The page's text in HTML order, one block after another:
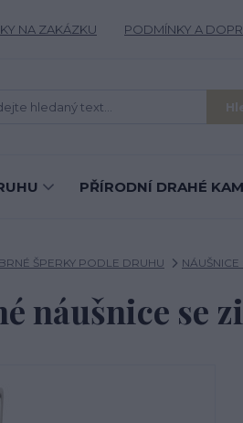
NA ZAKÁZKU PODMÍNKY A
PŘÍRODNÍ DRAHÉ
ŠPERKY PODLE DRUHU NÁUŠNICE
náušnice se